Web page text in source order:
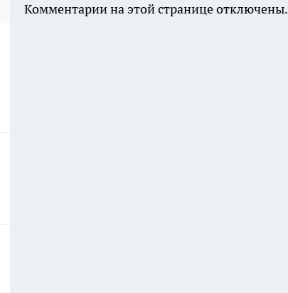
Комментарии на этой странице отключены.